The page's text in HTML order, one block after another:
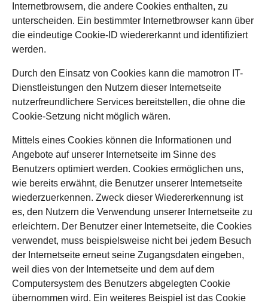
Internetbrowsern, die andere Cookies enthalten, zu
unterscheiden. Ein bestimmter Internetbrowser kann über
die eindeutige Cookie-ID wiedererkannt und identifiziert
werden.
Durch den Einsatz von Cookies kann die mamotron IT-
Dienstleistungen den Nutzern dieser Internetseite
nutzerfreundlichere Services bereitstellen, die ohne die
Cookie-Setzung nicht möglich wären.
Mittels eines Cookies können die Informationen und
Angebote auf unserer Internetseite im Sinne des
Benutzers optimiert werden. Cookies ermöglichen uns,
wie bereits erwähnt, die Benutzer unserer Internetseite
wiederzuerkennen. Zweck dieser Wiedererkennung ist
es, den Nutzern die Verwendung unserer Internetseite zu
erleichtern. Der Benutzer einer Internetseite, die Cookies
verwendet, muss beispielsweise nicht bei jedem Besuch
der Internetseite erneut seine Zugangsdaten eingeben,
weil dies von der Internetseite und dem auf dem
Computersystem des Benutzers abgelegten Cookie
übernommen wird. Ein weiteres Beispiel ist das Cookie